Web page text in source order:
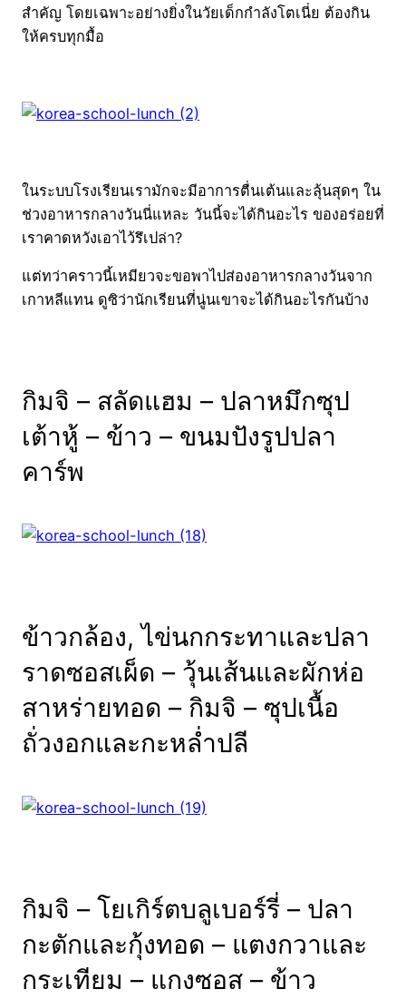
สำคัญ โดยเฉพาะอย่างยิ่งในวัยเด็กกำลังโตเนี่ย ต้องกิน
ให้ครบทุกมื้อ
ในระบบโรงเรียนเรามักจะมีอาการตื่นเต้นและลุ้นสุดๆ ใน
ช่วงอาหารกลางวันนี่แหละ วันนี้จะได้กินอะไร ของอร่อยที่
เราคาดหวังเอาไว้รึเปล่า?
แต่ทว่าคราวนี้เหมียวจะขอพาไปส่องอาหารกลางวันจาก
เกาหลีแทน ดูซิว่านักเรียนที่นู่นเขาจะได้กินอะไรกันบ้าง
กิมจิ – สลัดแฮม – ปลาหมึกซุป
เต้าหู้ – ข้าว – ขนมปังรูปปลา
คาร์พ
ข้าวกล้อง,ไข่นกกระทาและปลา
ราดซอสเผ็ด – วุ้นเส้นและผักห่อ
สาหร่ายทอด – กิมจิ – ซุปเนื้อ
ถั่วงอกและกะหล่ำปลี
กิมจิ – โยเกิร์ตบลูเบอร์รี่ –ปลา
กะตักและกุ้งทอด – แตงกวาและ
กระเทียม – แกงซอส – ข้าว